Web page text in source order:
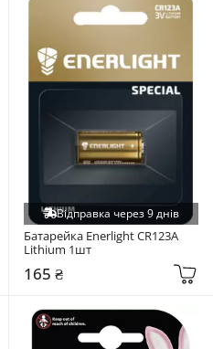
Відправка через 9 днів
Батарейка Enerlight CR123A
Lithium 1шт
165 ₴